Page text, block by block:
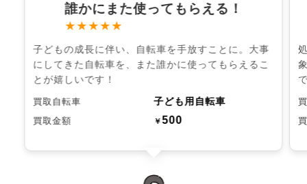
誰かにまた使ってもらえる！
★★★★★
子どもの成長に伴い、自転車を手放すことに。大事
にしてきた自転車を、また誰かに使ってもらえるこ
とが嬉しいです！
買取自転車 子ども用自転車
買取金額 ￥500